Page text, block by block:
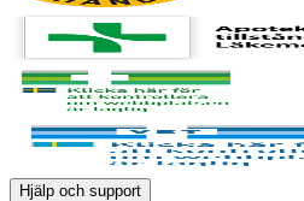
Hjälp och support